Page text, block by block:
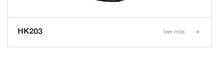
HK203 leer más